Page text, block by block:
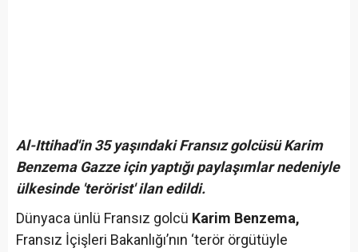
Al-Ittihad'in 35 yaşındaki Fransız golcüsü Karim
Benzema Gazze için yaptığı paylaşımlar nedeniyle
ülkesinde 'terörist' ilan edildi.
Dünyaca ünlü Fransız golcü Karim Benzema,
Fransız İçişleri Bakanlığı’nın ‘terör örgütüyle